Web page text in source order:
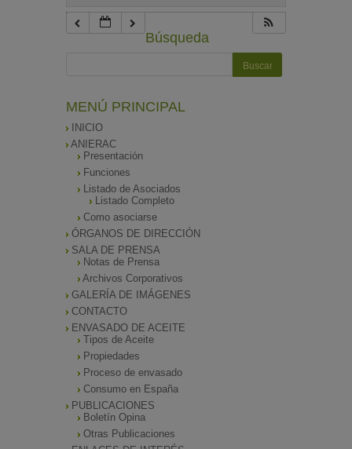
Búsqueda
MENÚ PRINCIPAL
INICIO
ANIERAC
Presentación
Funciones
Listado de Asociados
Listado Completo
Como asociarse
ÓRGANOS DE DIRECCIÓN
SALA DE PRENSA
Notas de Prensa
Archivos Corporativos
GALERÍA DE IMÁGENES
CONTACTO
ENVASADO DE ACEITE
Tipos de Aceite
Propiedades
Proceso de envasado
Consumo en España
PUBLICACIONES
Boletín Opina
Otras Publicaciones